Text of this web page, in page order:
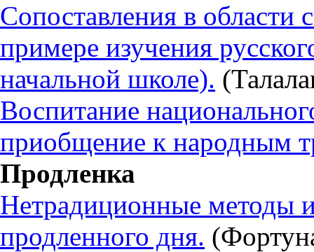
Сопоставления в
примере изучения
начальной школе).
Воспитание
приобщение к народным
Продленка
Нетрадиционные методы
продленного дня.